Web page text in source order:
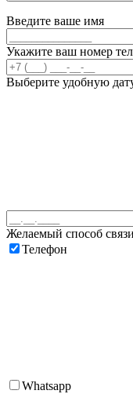
Введите ваше имя
Укажите ваш номер
Выберите удобную
Желаемый способ
Телефон
Whatsapp